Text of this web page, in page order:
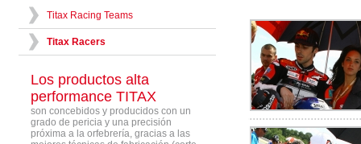
Titax Racing Teams
Titax Racers
Los productos alta
performance TITAX
son concebidos y producidos con un
grado de pericia y una precisión
próxima a la orfebrería, gracias a las